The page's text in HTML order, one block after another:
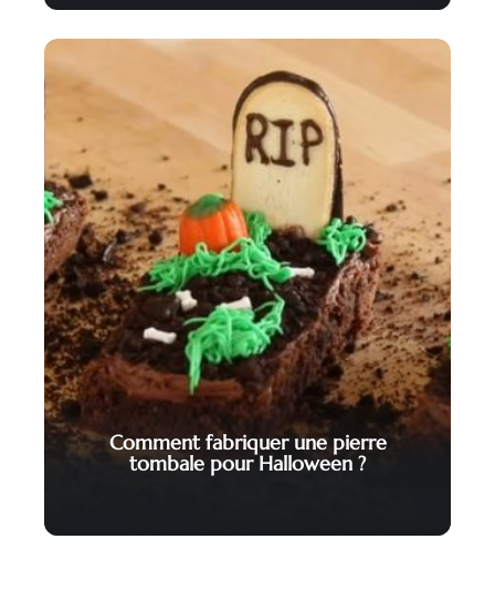
Comment fabriquer une pierre
tombale pour Halloween ?